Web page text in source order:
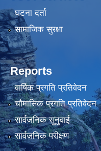
घटना दर्ता
सामाजिक सुरक्षा
Reports
वार्षिक प्रगति प्रतिवेदन
चौमासिक प्रगति प्रतिवेदन
सार्वजनिक सुनुवाई
सार्वजनिक परीक्षण